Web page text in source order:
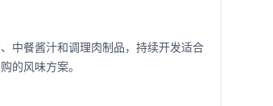
中餐酱汁和调理肉制品，持续开发适合
的风味方案。